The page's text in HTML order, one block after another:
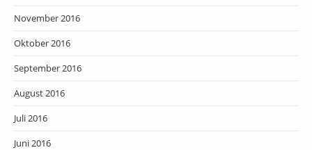
November 2016
Oktober 2016
September 2016
August 2016
Juli 2016
Juni 2016